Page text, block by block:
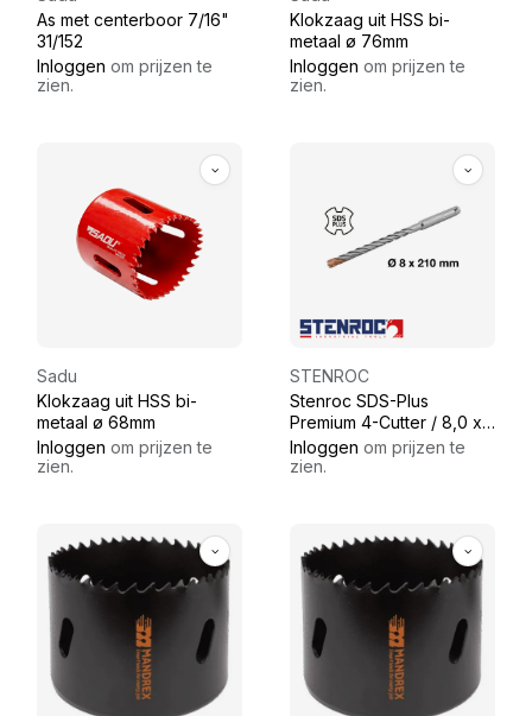
As met centerboor 7/16"
31/152
Inloggen om prijzen te
zien.
Klokzaag uit HSS bi-
metaal ø 76mm
Inloggen om prijzen te
zien.
Sadu
Klokzaag uit HSS bi-
metaal ø 68mm
Inloggen om prijzen te
zien.
STENROC
Stenroc SDS-Plus
Premium 4-Cutter / 8,0 x
210 mm
Inloggen om prijzen te
zien.